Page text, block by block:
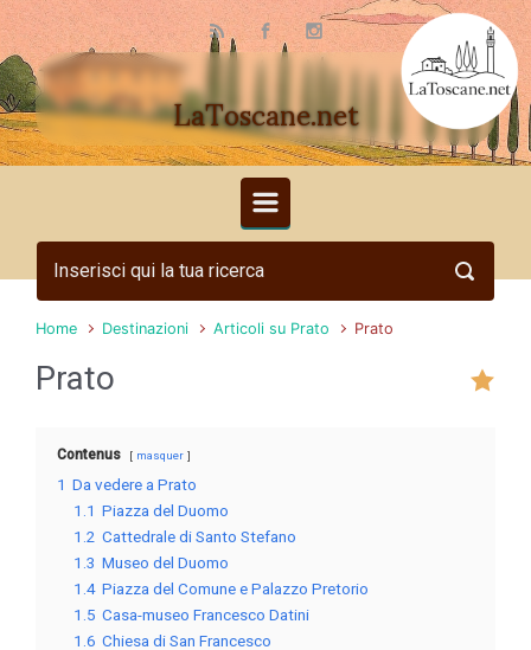
Skip to main content
LaToscane.net
Home Destinazioni Articoli su Prato Prato
Prato
Contenus masquer
1 Da vedere a Prato
1.1 Piazza del Duomo
1.2 Cattedrale di Santo Stefano
1.3 Museo del Duomo
1.4 Piazza del Comune e Palazzo Pretorio
1.5 Casa-museo Francesco Datini
1.6 Chiesa di San Francesco